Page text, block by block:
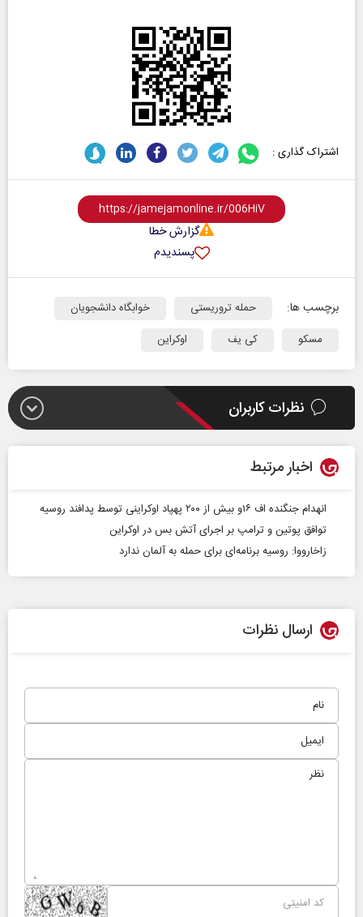
اشتراک گذاری :
گزارش خطا
پسندیدم
برچسب ها: حمله تروریستی
خوابگاه دانشجویان
مسکو
کی یف اوکراین
نظرات کاربران
اخبار مرتبط
انهدام جنگنده اف ۱۶و بیش از ۲۰۰ پهپاد اوکراینی توسط پدافند روسیه
توافق پوتین و ترامپ بر اجرای آتش بس در اوکراین
زاخارووا: روسیه برنامه‌ای برای حمله به آلمان ندارد
ارسال نظرات